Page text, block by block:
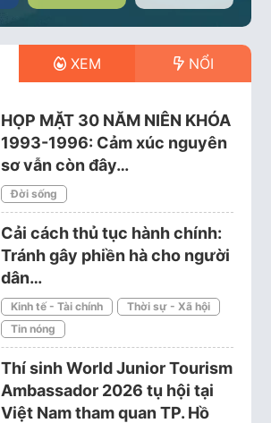
XEM NỔI
HỌP MẶT 30 NĂM NIÊN KHÓA
1993-1996: Cảm xúc nguyên
sơ vẫn còn đây…
Đời sống
Cải cách thủ tục hành chính:
Tránh gây phiền hà cho người
dân…
Kinh tế - Tài chính
Thời sự - Xã hội
Tin nóng
Thí sinh World Junior Tourism
Ambassador 2026 tụ hội tại
Việt Nam tham quan TP. Hồ